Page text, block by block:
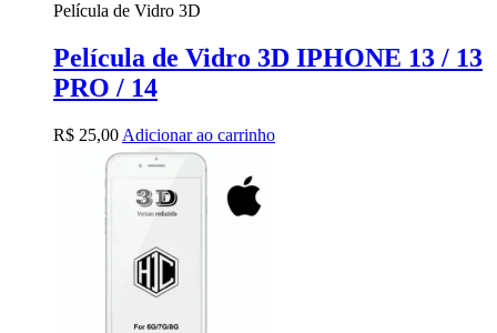
Película de Vidro 3D
Película de Vidro 3D IPHONE 13 / 13
PRO / 14
R$ 25,00 Adicionar ao carrinho